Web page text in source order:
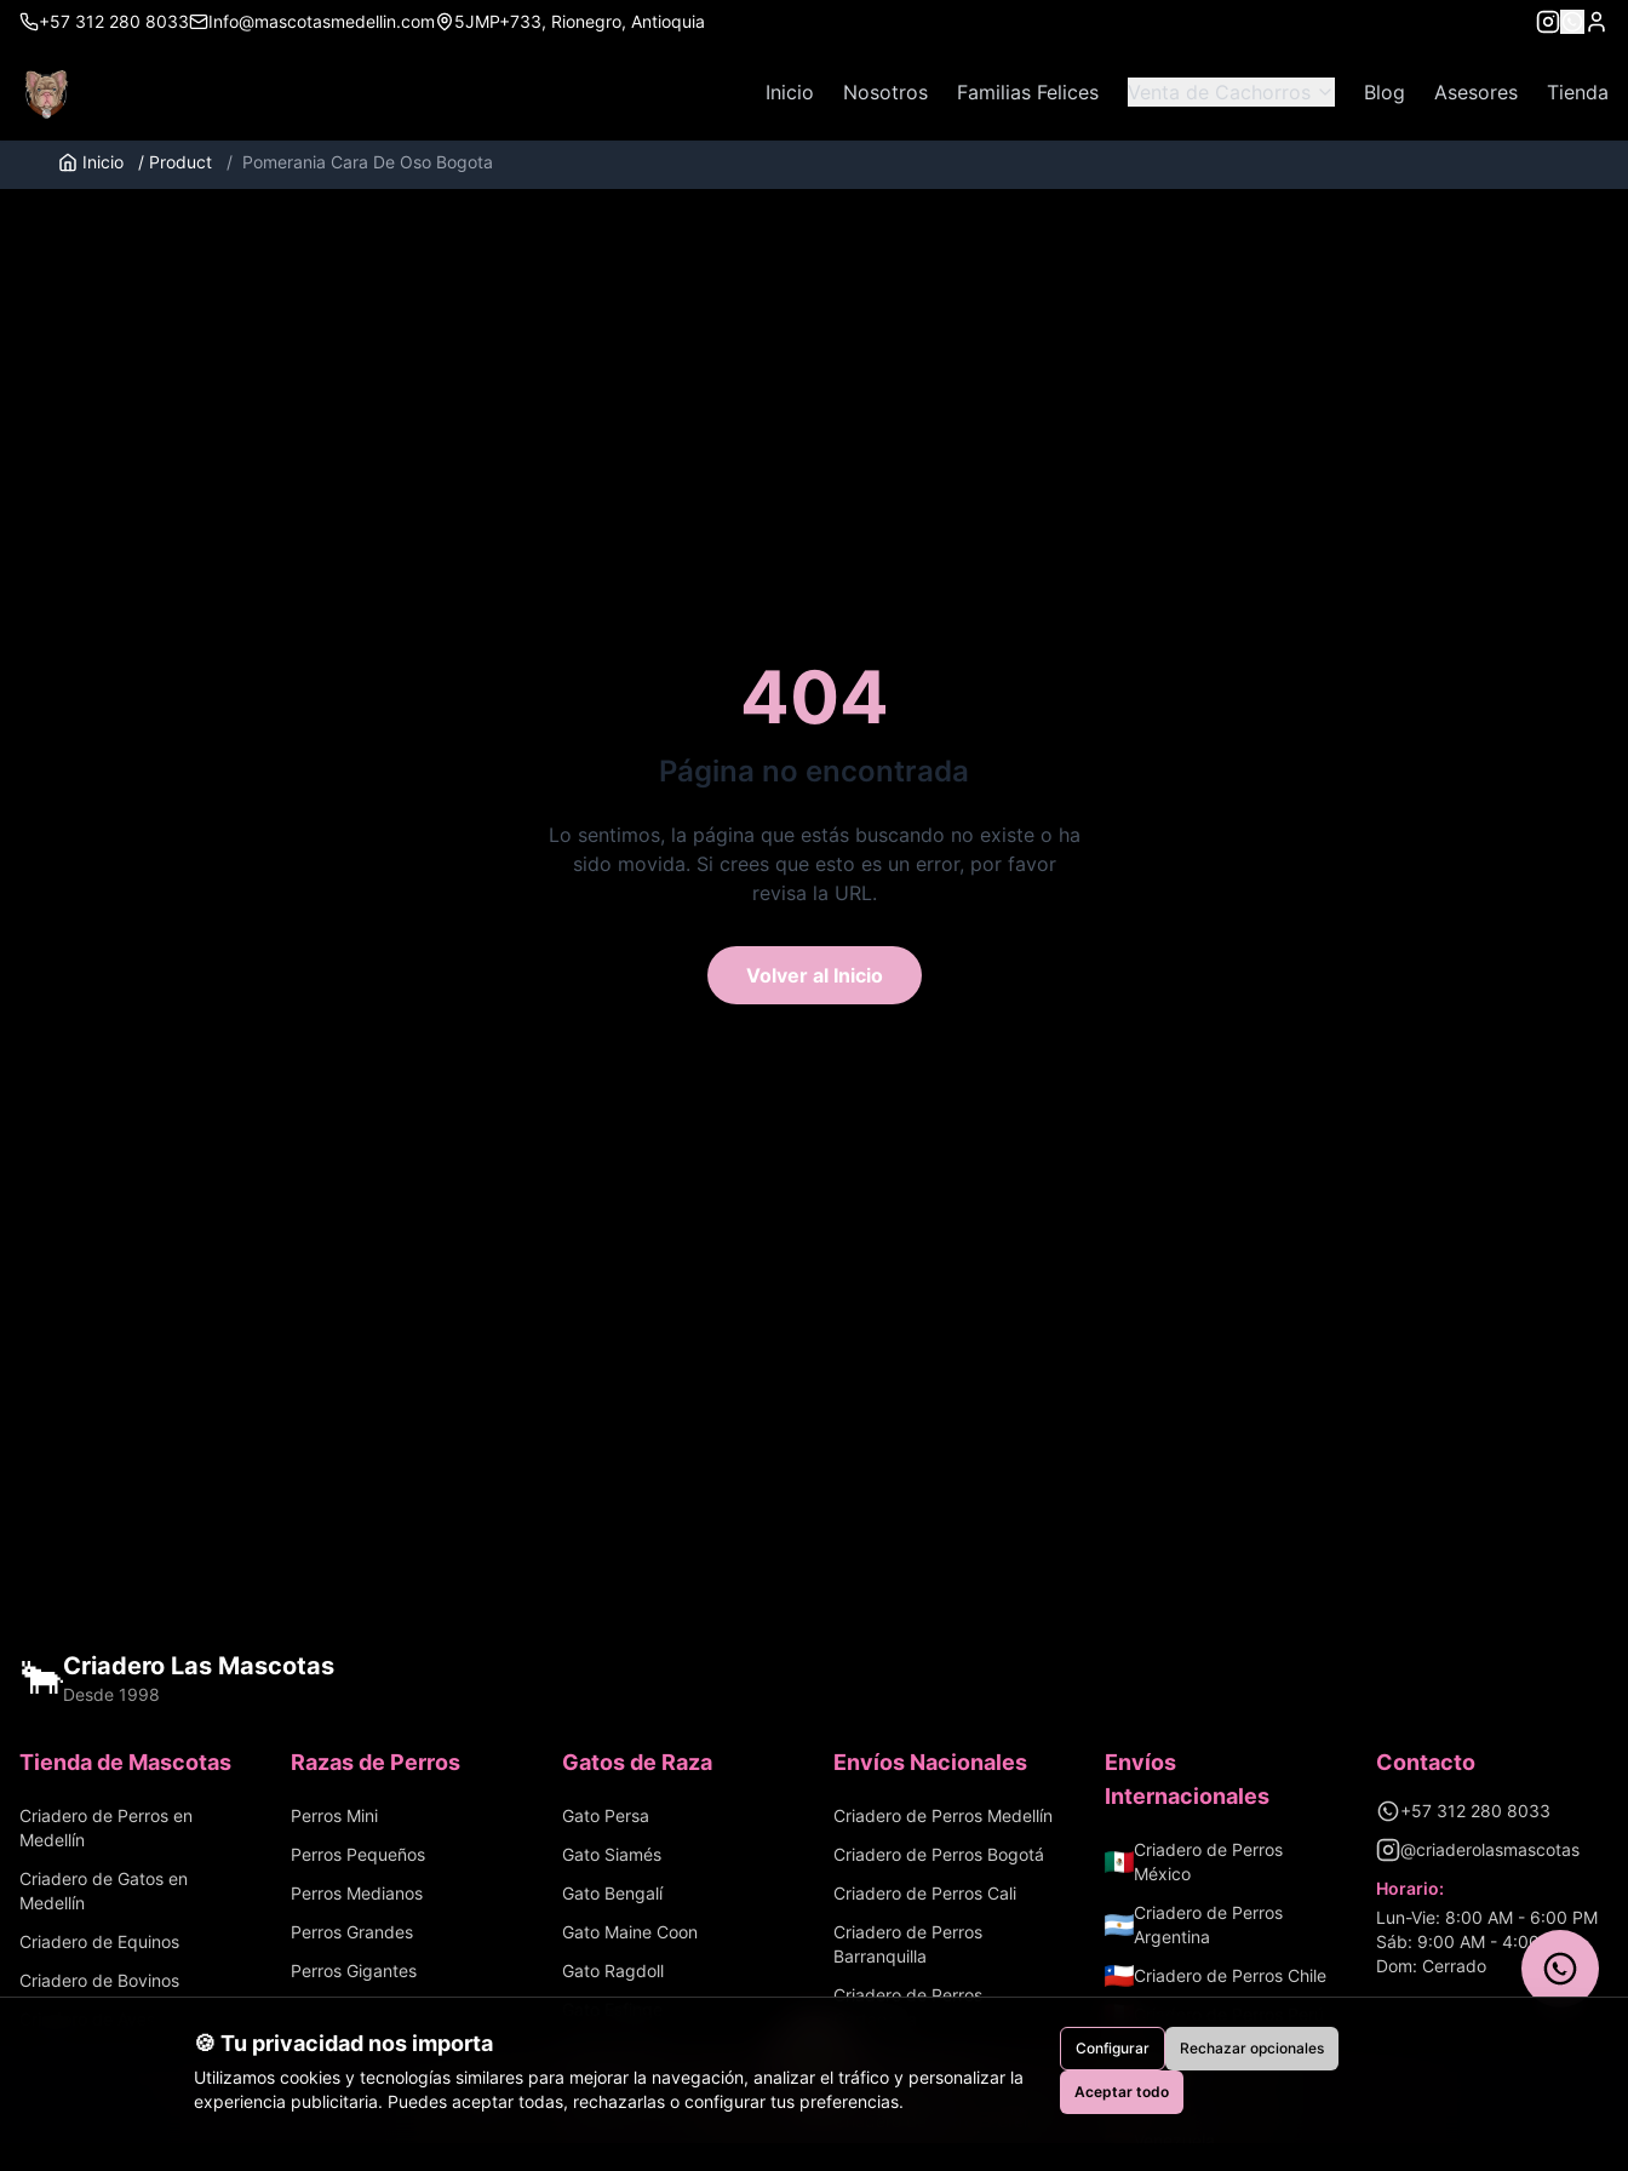
+57 312 280 8033 Info@mascotasmedellin.com 5JMP+733, Rionegro, Antioquia
Inicio Nosotros Familias Felices Venta de Cachorros Blog Asesores Tienda
Inicio / Product / Pomerania Cara De Oso Bogota
404
Página no encontrada
Lo sentimos, la página que estás buscando no existe o ha
sido movida. Si crees que esto es un error, por favor
revisa la URL.
Volver al Inicio
Inicio Perros Gatos Tienda Equinos
🐂Criadero Las Mascotas
Desde 1998
Tienda de Mascotas
Criadero de Perros en
Medellín
Criadero de Gatos en
Medellín
Criadero de Equinos
Criadero de Bovinos
Razas de Perros
Perros Mini
Perros Pequeños
Perros Medianos
Perros Grandes
Perros Gigantes
Gatos de Raza
Gato Persa
Gato Siamés
Gato Bengalí
Gato Maine Coon
Gato Ragdoll
Gato Ruso Azul
Envíos Nacionales
Criadero de Perros Medellín
Criadero de Perros Bogotá
Criadero de Perros Cali
Criadero de Perros
Barranquilla
Criadero de Perros
Bucaramanga
Envíos
Internacionales
Criadero de Perros
México
Criadero de Perros
Argentina
Criadero de Perros Chile
Criadero de Perros
Ecuador
Criadero de Perros
Contacto
+57 312 280 8033
@criaderolasmascotas
Horario:
Lun-Vie: 8:00 AM - 6:00 PM
Sáb: 9:00 AM - 4:00 PM
Dom: Cerrado
🍪 Tu privacidad nos importa
Utilizamos cookies y tecnologías similares para mejorar la navegación, analizar el tráfico y personalizar la
experiencia publicitaria. Puedes aceptar todas, rechazarlas o configurar tus preferencias.
Configurar Rechazar opcionales
Aceptar todo